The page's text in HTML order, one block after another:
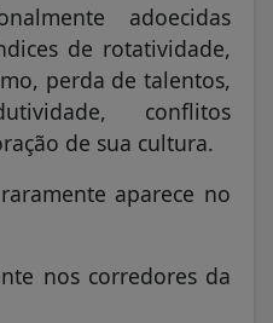
adoecidas
de rotatividade,
perda de talentos,
conflitos
de sua cultura.
aparece no
nos corredores da